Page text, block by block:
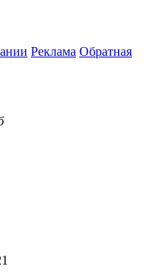
Реклама Обратная